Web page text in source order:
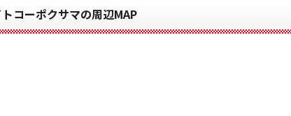
コーポクサマの周辺MAP